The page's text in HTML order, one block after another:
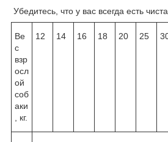
Убедитесь, что у вас всегда есть
Ве
с
взр
осл
ой
соб
аки
, кг.
12 14 16 18 20 25